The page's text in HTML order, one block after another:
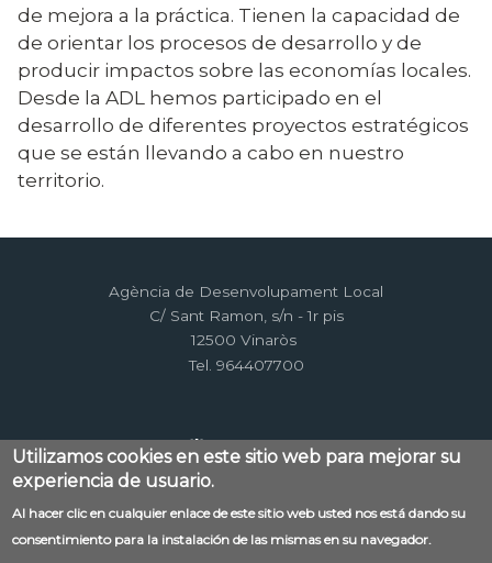
de mejora a la práctica. Tienen la capacidad de
de orientar los procesos de desarrollo y de
producir impactos sobre las economías locales.
Desde la ADL hemos participado en el
desarrollo de diferentes proyectos estratégicos
que se están llevando a cabo en nuestro
territorio.
Agència de Desenvolupament Local
C/ Sant Ramon, s/n - 1r pis
12500 Vinaròs
Tel. 964407700
Menú
Contacto Aviso legal Mapa web
Utilizamos cookies en este sitio web para mejorar su
experiencia de usuario.
Al hacer clic en cualquier enlace de este sitio web usted nos está dando su
consentimiento para la instalación de las mismas en su navegador.